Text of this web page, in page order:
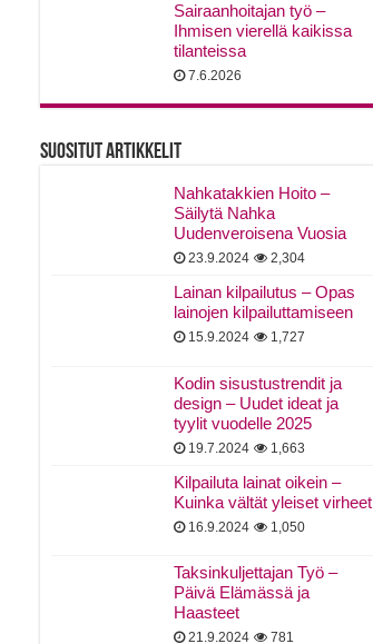
Sairaanhoitajan työ –
Ihmisen vierellä kaikissa
tilanteissa
7.6.2026
Suositut Artikkelit
Nahkatakkien Hoito –
Säilytä Nahka
Uudenveroisena Vuosia
23.9.2024 2,304
Lainan kilpailutus – Opas
lainojen kilpailuttamiseen
15.9.2024 1,727
Kodin sisustustrendit ja
design – Uudet ideat ja
tyylit vuodelle 2025
19.7.2024 1,663
Kilpailuta lainat oikein –
Kuinka vältät yleiset virheet
16.9.2024 1,050
Taksinkuljettajan Työ –
Päivä Elämässä ja
Haasteet
21.9.2024 781